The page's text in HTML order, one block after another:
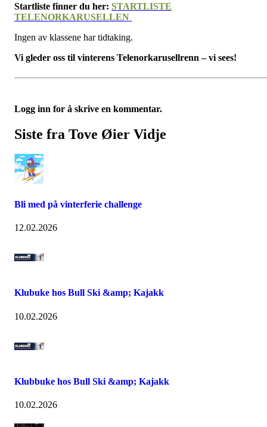
Startliste finner du her: STARTLISTE
TELENORKARUSELLEN
Ingen av klassene har tidtaking.
Vi gleder oss til vinterens Telenorkarusellrenn – vi sees!
Logg inn for å skrive en kommentar.
Siste fra Tove Øier Vidje
Bli med på vinterferie challenge
12.02.2026
Klubuke hos Bull Ski &amp; Kajakk
10.02.2026
Klubbuke hos Bull Ski &amp; Kajakk
10.02.2026